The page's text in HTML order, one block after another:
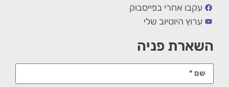
עקבו אחרי בפייסבוק
ערוץ היוטיוב שלי
השארת פניה